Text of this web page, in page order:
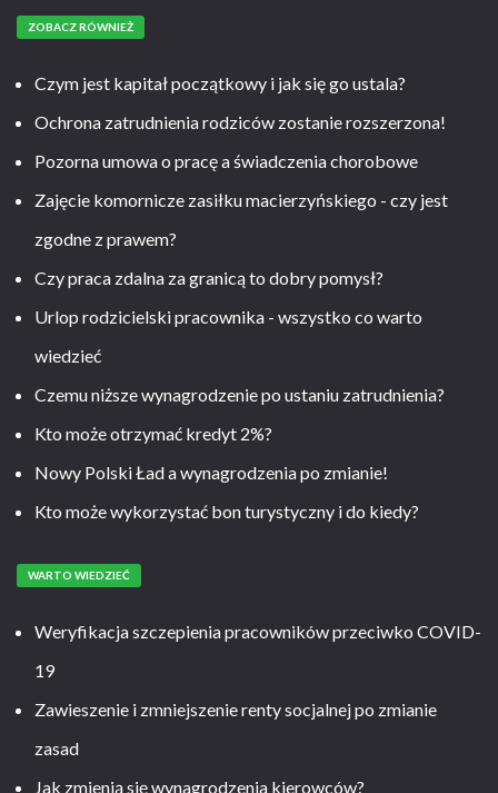
ZOBACZ RÓWNIEŻ
Czym jest kapitał początkowy i jak się go ustala?
Ochrona zatrudnienia rodziców zostanie rozszerzona!
Pozorna umowa o pracę a świadczenia chorobowe
Zajęcie komornicze zasiłku macierzyńskiego - czy jest
zgodne z prawem?
Czy praca zdalna za granicą to dobry pomysł?
Urlop rodzicielski pracownika - wszystko co warto
wiedzieć
Czemu niższe wynagrodzenie po ustaniu zatrudnienia?
Kto może otrzymać kredyt 2%?
Nowy Polski Ład a wynagrodzenia po zmianie!
Kto może wykorzystać bon turystyczny i do kiedy?
WARTO WIEDZIEĆ
Weryfikacja szczepienia pracowników przeciwko COVID-
19
Zawieszenie i zmniejszenie renty socjalnej po zmianie
zasad
Jak zmienią się wynagrodzenia kierowców?